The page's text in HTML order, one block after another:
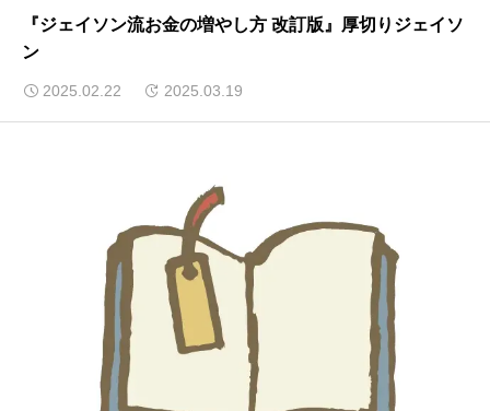
『ジェイソン流お金の増やし方 改訂版』厚切りジェイソ
ン
2025.02.22 2025.03.19